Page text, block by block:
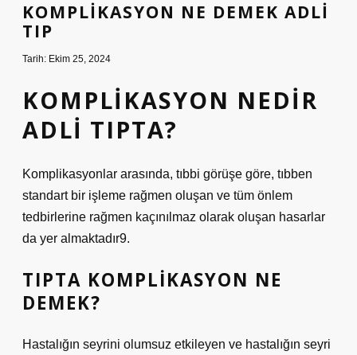
KOMPLIKASYON NE DEMEK ADLI
TIP
Tarih: Ekim 25, 2024
KOMPLIKASYON NEDIR
ADLI TIPTA?
Komplikasyonlar arasında, tıbbi görüşe göre, tıbben
standart bir işleme rağmen oluşan ve tüm önlem
tedbirlerine rağmen kaçınılmaz olarak oluşan hasarlar
da yer almaktadır9.
TIPTA KOMPLIKASYON NE
DEMEK?
Hastalığın seyrini olumsuz etkileyen ve hastalığın seyri